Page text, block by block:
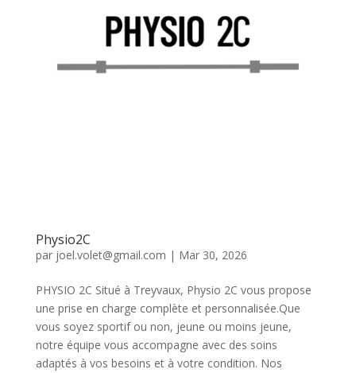
Physio2C
par joel.volet@gmail.com | Mar 30, 2026
PHYSIO 2C Situé à Treyvaux, Physio 2C vous propose
une prise en charge complète et personnalisée.Que
vous soyez sportif ou non, jeune ou moins jeune,
notre équipe vous accompagne avec des soins
adaptés à vos besoins et à votre condition. Nos